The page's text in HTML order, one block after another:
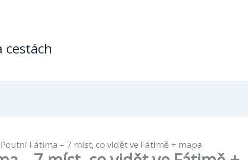
cestách
Poutní Fátima – 7 míst, co vidět ve Fátimě + mapa